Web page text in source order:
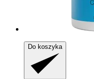
Do koszyka